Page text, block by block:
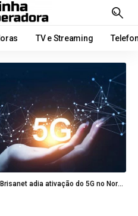
TV e Streaming
Brisanet adia ativação do 5G no Nordeste; saiba para quando